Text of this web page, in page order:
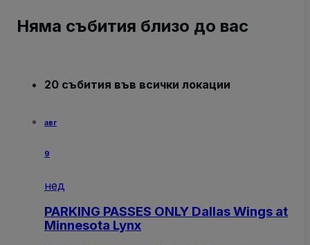
Няма събития близо до вас
20 събития във всички локации
авг
9
нед
PARKING PASSES ONLY Dallas Wings at
Minnesota Lynx